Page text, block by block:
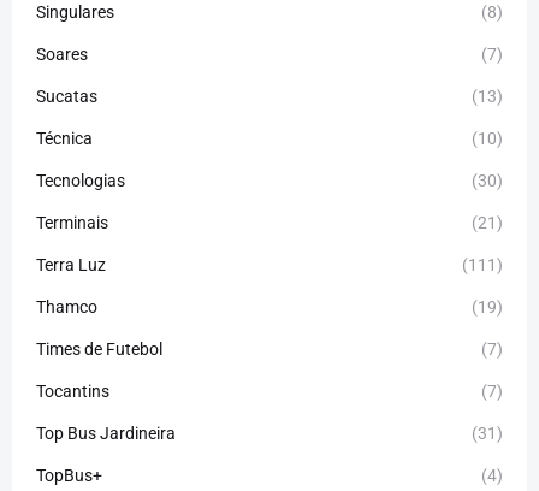
Singulares (8)
Soares (7)
Sucatas (13)
Técnica (10)
Tecnologias (30)
Terminais (21)
Terra Luz (111)
Thamco (19)
Times de Futebol (7)
Tocantins (7)
Top Bus Jardineira (31)
TopBus+ (4)